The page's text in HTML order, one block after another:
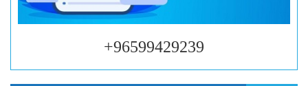
96599429239+